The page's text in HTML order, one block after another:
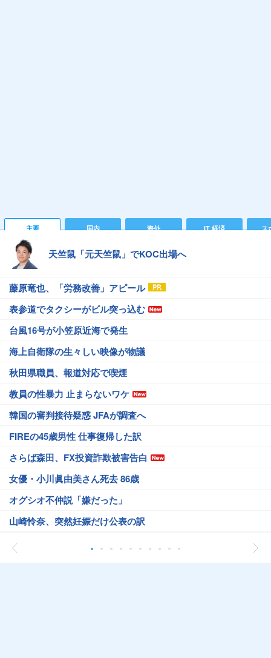
主要 国内 海外 IT 経済 ス
天竺鼠「元天竺鼠」でKOC出場へ
藤原竜也、「労務改善」アピール
表参道でタクシーがビル突っ込む
台風16号が小笠原近海で発生
海上自衛隊の生々しい映像が物議
秋田県職員、報道対応で喫煙
教員の性暴力 止まらないワケ
韓国の審判接待疑惑 JFAが調査へ
FIREの45歳男性 仕事復帰した訳
さらば森田、FX投資詐欺被害告白
女優・小川眞由美さん死去 86歳
オグシオ不仲説「嫌だった」
山崎怜奈、突然妊娠だけ公表の訳